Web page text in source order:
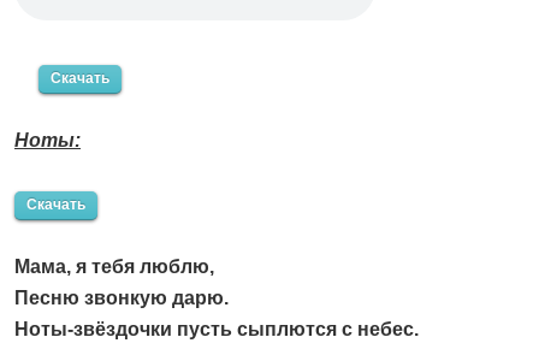
Скачать
Ноты:
Скачать
Мама, я тебя люблю,
Песню звонкую дарю.
Ноты-звёздочки пусть сыплются с небес.